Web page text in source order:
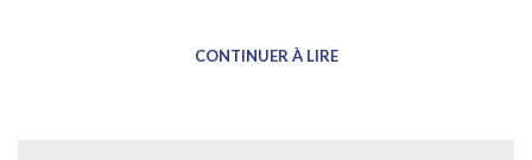
CONTINUER À LIRE